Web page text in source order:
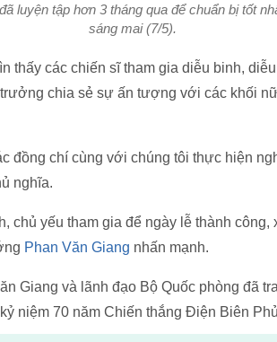
luyện tập hơn 3 tháng qua để chuẩn bị tốt
sáng mai (7/5).
thấy các chiến sĩ tham gia diễu binh,
chia sẻ sự ấn tượng với các khối
đồng chí cùng với chúng tôi thực hiện
nghĩa.
chủ yếu tham gia để ngày lễ thành công,
Phan Văn Giang nhấn mạnh.
Giang và lãnh đạo Bộ Quốc phòng đã
niệm 70 năm Chiến thắng Điện Biên